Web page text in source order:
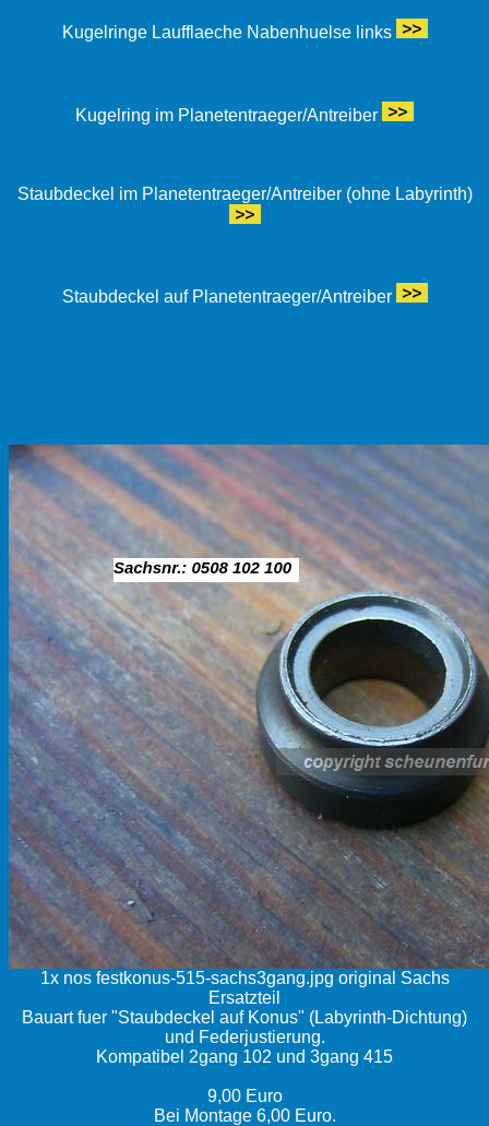
Kugelringe Laufflaeche Nabenhuelse links
Kugelring im Planetentraeger/Antreiber
Staubdeckel im Planetentraeger/Antreiber (ohne Labyrinth)
Staubdeckel auf Planetentraeger/Antreiber
1x nos festkonus-515-sachs3gang.jpg original Sachs
Ersatzteil
Bauart fuer "Staubdeckel auf Konus" (Labyrinth-Dichtung)
und Federjustierung.
Kompatibel 2gang 102 und 3gang 415
9,00 Euro
Bei Montage 6,00 Euro.